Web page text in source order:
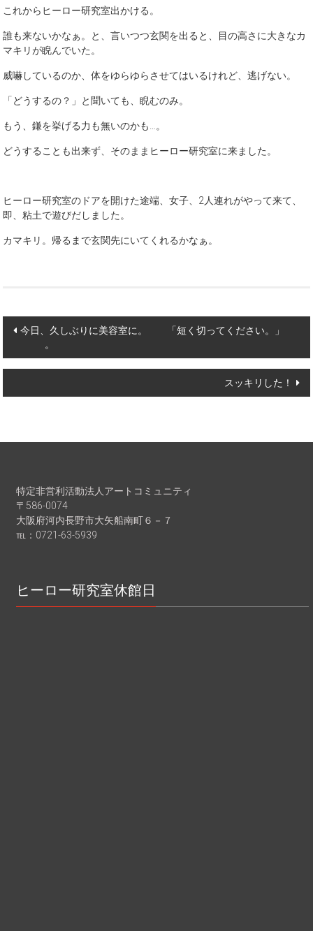
これからヒーロー研究室出かける。
誰も来ないかなぁ。と、言いつつ玄関を出ると、目の高さに大きなカ
マキリが睨んでいた。
威嚇しているのか、体をゆらゆらさせてはいるけれど、逃げない。
「どうするの？」と聞いても、睨むのみ。
もう、鎌を挙げる力も無いのかも…。
どうすることも出来ず、そのままヒーロー研究室に来ました。
ヒーロー研究室のドアを開けた途端、女子、2人連れがやって来て、
即、粘土で遊びだしました。
カマキリ。帰るまで玄関先にいてくれるかなぁ。
Post
navigation
今日、久しぶりに美容室に。 「短く切ってください。」
。
スッキリした！
特定非営利活動法人アートコミュニティ
〒586-0074
大阪府河内長野市大矢船南町６－７
℡：0721-63-5939
ヒーロー研究室休館日